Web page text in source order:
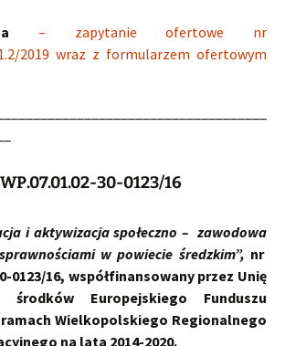
– zapytanie ofertowe nr
2019 wraz z formularzem ofertowym
30-0123/16
i aktywizacja społeczno – zawodowa
w powiecie średzkim”, nr
0123/16, współfinansowany przez Unię
środków Europejskiego Funduszu
Wielkopolskiego Regionalnego
na lata 2014-2020.